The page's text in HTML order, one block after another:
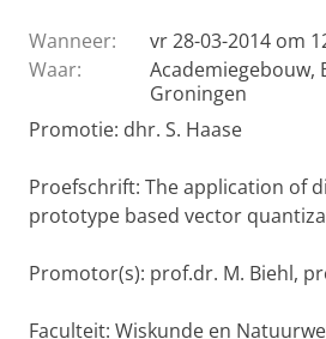
Wanneer:
vr 28-03-2014 om
Waar:
Academiegebouw,
Groningen
Promotie: dhr. S. Haase
Proefschrift: The application of
prototype based vector
Promotor(s): prof.dr. M. Biehl,
Faculteit: Wiskunde en